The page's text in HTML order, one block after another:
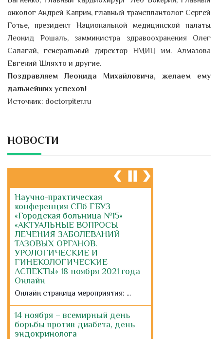
онколог Андрей Каприн, главный трансплантолог Сергей
Готье, президент Национальной медицинской палаты
Леонид Рошаль, замминистра здравоохранения Олег
Салагай, генеральный директор НМИЦ им. Алмазова
Евгений Шляхто и другие.
Поздравляем Леонида Михайловича, желаем ему
дальнейших успехов!
Источник: doctorpiter.ru
НОВОСТИ
Научно-практическая
конференция СПб ГБУЗ
«Городская больница №15»
«АКТУАЛЬНЫЕ ВОПРОСЫ
ЛЕЧЕНИЯ ЗАБОЛЕВАНИЙ
ТАЗОВЫХ ОРГАНОВ.
УРОЛОГИЧЕСКИЕ И
ГИНЕКОЛОГИЧЕСКИЕ
АСПЕКТЫ» 18 ноября 2021 года
Онлайн
Онлайн страница мероприятия: ...
14 ноября – всемирный день
борьбы против диабета, день
эндокринолога